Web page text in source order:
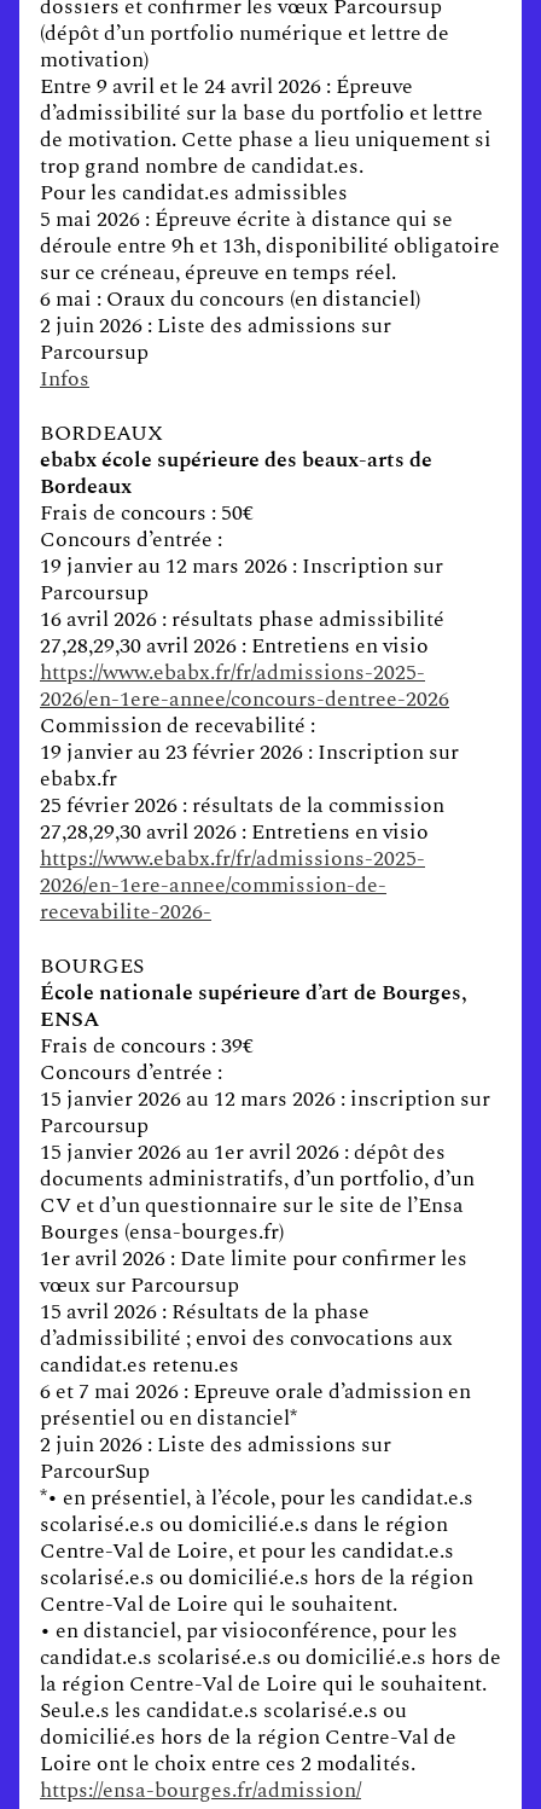
dossiers et confirmer les vœux Parcoursup
(dépôt d’un portfolio numérique et lettre de
motivation)
Entre 9 avril et le 24 avril 2026 : Épreuve
d’admissibilité sur la base du portfolio et lettre
de motivation. Cette phase a lieu uniquement si
trop grand nombre de candidat.es.
Pour les candidat.es admissibles
5 mai 2026 : Épreuve écrite à distance qui se
déroule entre 9h et 13h, disponibilité obligatoire
sur ce créneau, épreuve en temps réel.
6 mai : Oraux du concours (en distanciel)
2 juin 2026 : Liste des admissions sur
Parcoursup
Infos
BORDEAUX
ebabx école supérieure des beaux-arts de
Bordeaux
Frais de concours : 50€
Concours d’entrée :
19 janvier au 12 mars 2026 : Inscription sur
Parcoursup
16 avril 2026 : résultats phase admissibilité
27,28,29,30 avril 2026 : Entretiens en visio
https://www.ebabx.fr/fr/admissions-2025-
2026/en-1ere-annee/concours-dentree-2026
Commission de recevabilité :
19 janvier au 23 février 2026 : Inscription sur
ebabx.fr
25 février 2026 : résultats de la commission
27,28,29,30 avril 2026 : Entretiens en visio
https://www.ebabx.fr/fr/admissions-2025-
2026/en-1ere-annee/commission-de-
recevabilite-2026-
BOURGES
École nationale supérieure d’art de Bourges,
ENSA
Frais de concours : 39€
Concours d’entrée :
15 janvier 2026 au 12 mars 2026 : inscription sur
Parcoursup
15 janvier 2026 au 1er avril 2026 : dépôt des
documents administratifs, d’un portfolio, d’un
CV et d’un questionnaire sur le site de l’Ensa
Bourges (ensa-bourges.fr)
1er avril 2026 : Date limite pour confirmer les
vœux sur Parcoursup
15 avril 2026 : Résultats de la phase
d’admissibilité ; envoi des convocations aux
candidat.es retenu.es
6 et 7 mai 2026 : Epreuve orale d’admission en
présentiel ou en distanciel*
2 juin 2026 : Liste des admissions sur
ParcourSup
*• en présentiel, à l’école, pour les candidat.e.s
scolarisé.e.s ou domicilié.e.s dans le région
Centre-Val de Loire, et pour les candidat.e.s
scolarisé.e.s ou domicilié.e.s hors de la région
Centre-Val de Loire qui le souhaitent.
• en distanciel, par visioconférence, pour les
candidat.e.s scolarisé.e.s ou domicilié.e.s hors de
la région Centre-Val de Loire qui le souhaitent.
Seul.e.s les candidat.e.s scolarisé.e.s ou
domicilié.es hors de la région Centre-Val de
Loire ont le choix entre ces 2 modalités.
https://ensa-bourges.fr/admission/